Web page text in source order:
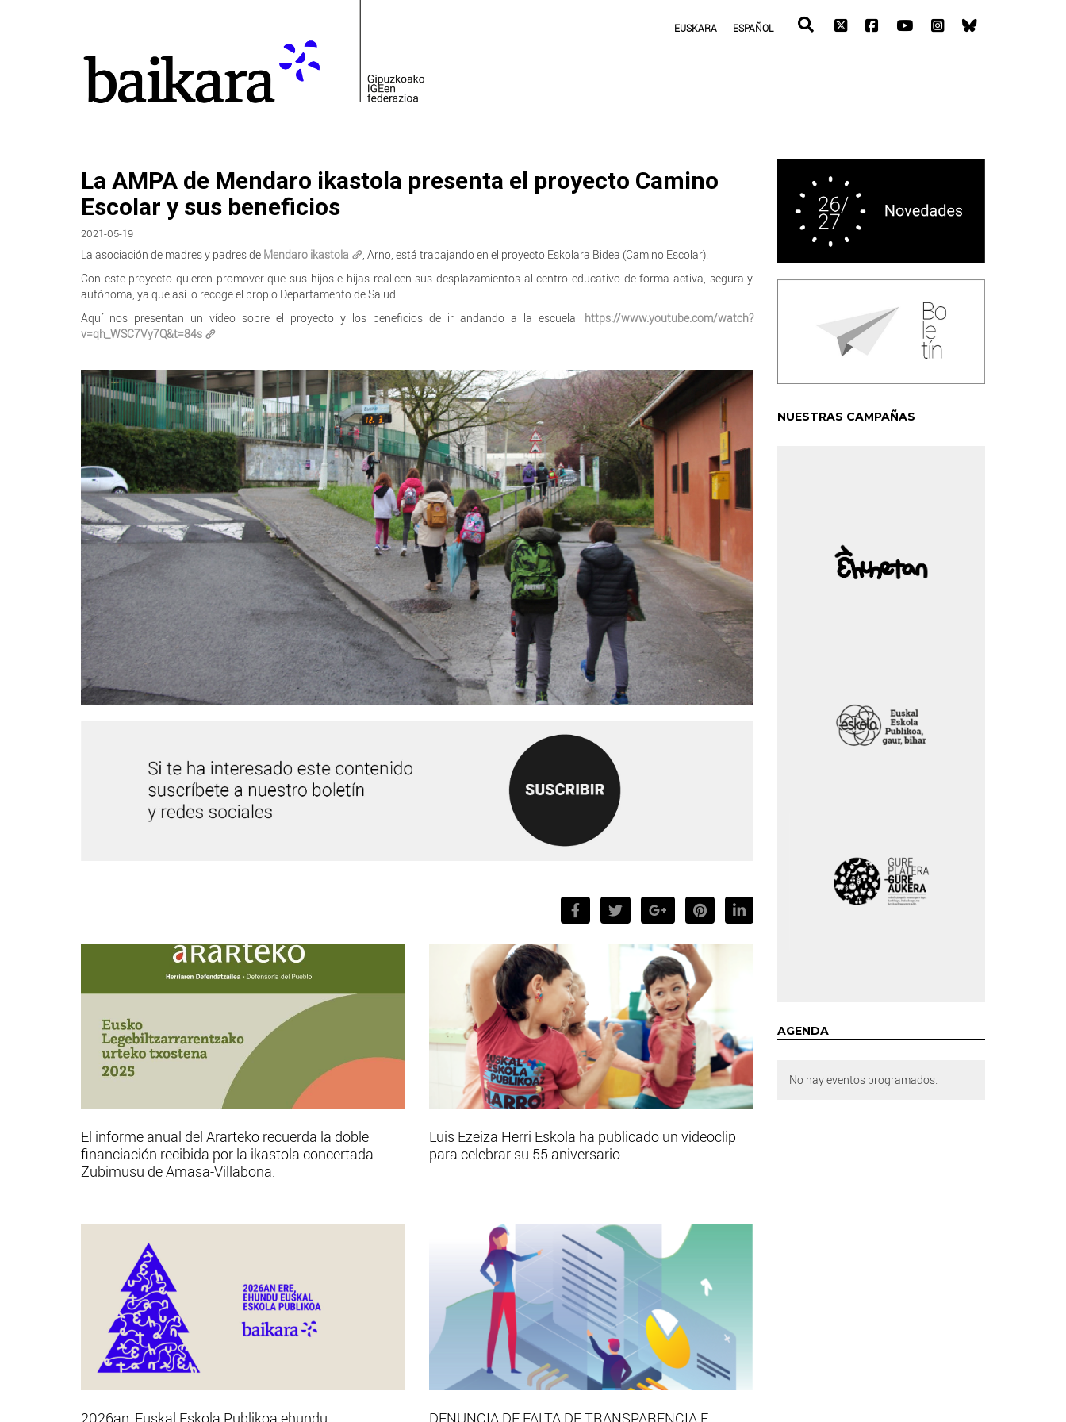
EUSKARA ESPAÑOL
La AMPA de Mendaro ikastola presenta el proyecto Camino
Escolar y sus beneficios
2021-05-19
La asociación de madres y padres de Mendaro ikastola
, Arno, está trabajando en el proyecto Eskolara Bidea (Camino Escolar).
Con este proyecto quieren promover que sus hijos e hijas realicen sus desplazamientos al centro educativo de forma activa, segura y
autónoma, ya que así lo recoge el propio Departamento de Salud.
Aquí nos presentan un vídeo sobre el proyecto y los beneficios de ir andando a la escuela: https://www.youtube.com/watch?
v=qh_WSC7Vy7Q&t=84s
El informe anual del Ararteko recuerda la doble
financiación recibida por la ikastola concertada
Zubimusu de Amasa-Villabona.
Luis Ezeiza Herri Eskola ha publicado un videoclip
para celebrar su 55 aniversario
2026an, Euskal Eskola Publikoa ehundu DENUNCIA DE FALTA DE TRANSPARENCIA E
NUESTRAS CAMPAÑAS
AGENDA
No hay eventos programados.